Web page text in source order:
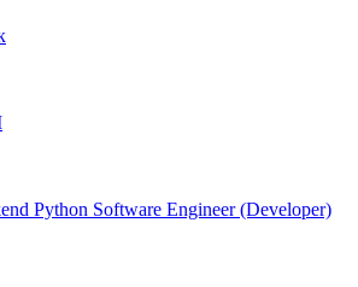
Python Software Engineer (Developer)